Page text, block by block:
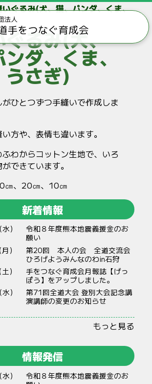
いぐるみ(犬、猫、パンダ、くま、
ぐるみ(犬、
ダ、くま、
うさぎ)
ひとつずつ手縫いで作成しま
方や、表情も違います。
わからコットン生地で、いろ
できています。
㎝、20㎝、10㎝
新着情報
）
令和８年度熊本地震義援金のお
願い
）
第20回 本人の会 全道交流会
ひろげようみんなのわin石狩
）
手をつなぐ育成会月報誌【げっ
ぽう】をアップしました。
）
第71回全道大会 登別大会記念講
演講師の変更のお知らせ
もっと見る
情報発信
）
令和８年度熊本地震義援金のお